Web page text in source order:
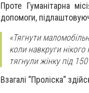
Проте Гуманітарна
допомоги,
«Тягнути
коли навкруги
тягнули жінку під
Взагалі “Проліска”